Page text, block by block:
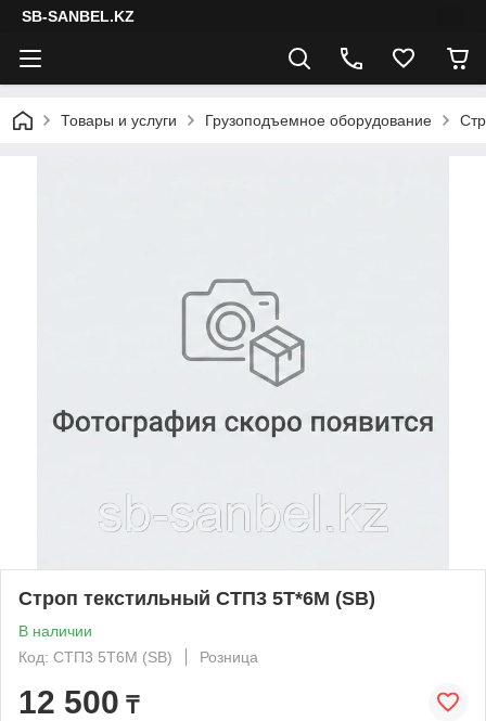
SB-SANBEL.KZ
Товары и услуги Грузоподъемное оборудование
Строп текстильный СТП3 5Т*6М (SB)
В наличии
Код: СТП3 5Т6М (SB)
Розница
12 500 ₸